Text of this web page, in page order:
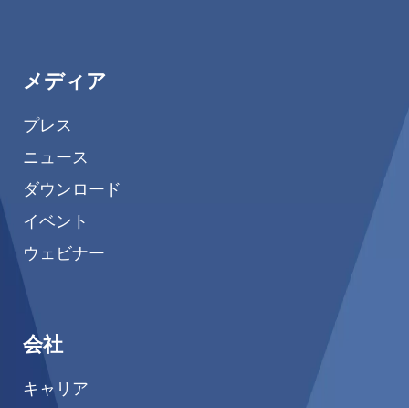
メディア
プレス
ニュース
ダウンロード
イベント
ウェビナー
会社
キャリア